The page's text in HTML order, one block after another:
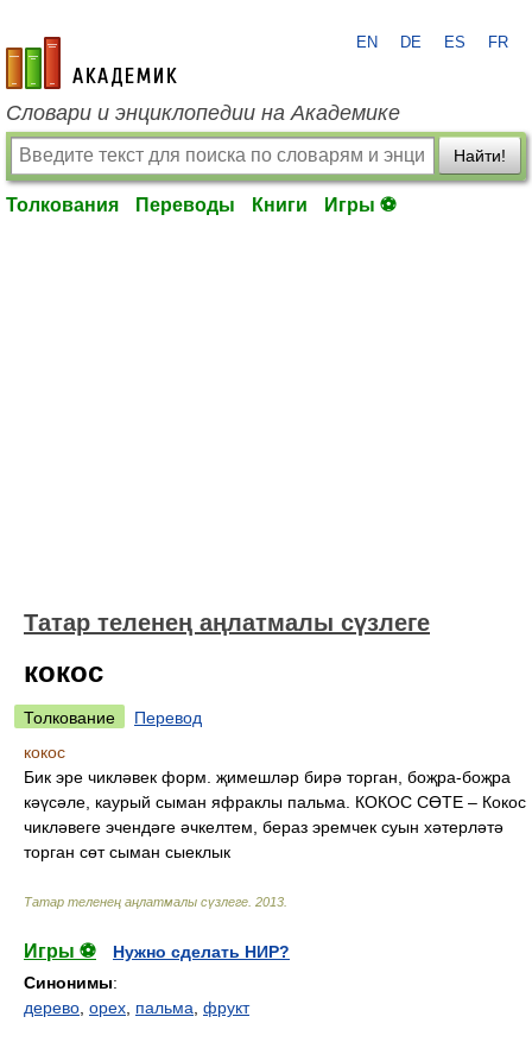
academic.ru
EN DE ES FR
Словари и энциклопедии на Академике
Найти!
Толкования Переводы Книги Игры ⚽
Татар теленең аңлатмалы сүзлеге
кокос
Толкование
Перевод
кокос
Бик эре чикләвек форм. җимешләр бирә торган, боҗра-боҗра
кәүсәле, каурый сыман яфраклы пальма. КОКОС СӨТЕ – Кокос
чикләвеге эчендәге әчкелтем, бераз эремчек суын хәтерләтә
торган сөт сыман сыеклык
Татар теленең аңлатмалы сүзлеге 2013
Игры ⚽
Нужно сделать НИР?
Синонимы:
дерево орех пальма фрукт